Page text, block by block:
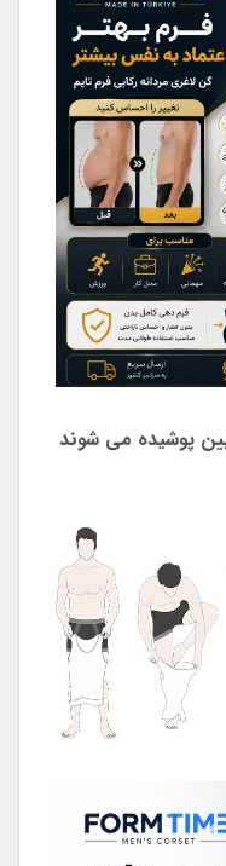
پوشیده می شوند